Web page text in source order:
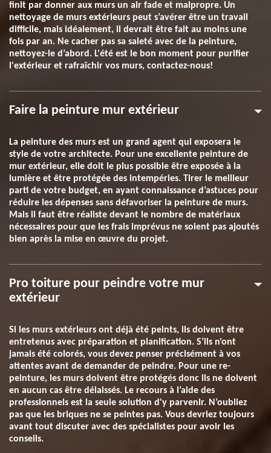
finit par donner aux murs un air fade et malpropre. Un
nettoyage de murs extérieurs peut s’avérer être un travail
difficile, mais idéalement, il devrait être fait au moins une
fois par an. Ne cacher pas sa saleté avec de la peinture,
nettoyez-le d’abord. L'été est le bon moment pour purifier
l'extérieur et rafraîchir vos murs, contactez-nous!
Faire la peinture mur extérieur
La peinture des murs est un grand agent qui exposera le
style de votre architecte. Pour une excellente peinture de
mur extérieur, elle doit le plus possible être exposée à la
lumière et être protégée des intempéries. Tirer le meilleur
parti de votre budget, en ayant connaissance d’astuces pour
réduire les dépenses sans défavoriser la peinture de murs.
Mais il faut être réaliste devant le nombre de matériaux
nécessaires pour que les frais imprévus ne soient pas ajoutés
bien après la mise en œuvre du projet.
Pro toiture pour peindre votre mur
extérieur
Si les murs extérieurs ont déjà été peints, ils doivent être
entretenus avec préparation et planification. S’ils n'ont
jamais été colorés, vous devez penser précisément à vos
attentes avant de demander de peindre. Pour une re-
peinture, les murs doivent être protégés donc ils ne doivent
en aucun cas être délaissés. Le recours à l’aide des
professionnels est la seule solution d'y parvenir. N’oubliez
pas que les briques ne se peintes pas. Vous devriez toujours
avant tout discuter avec des spécialistes pour avoir les
conseils.